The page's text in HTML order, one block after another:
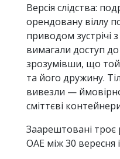
Версія слідства:
орендовану віллу
приводом зустрічі
вимагали доступ
зрозумівши, що
та його дружину.
вивезли —
сміттєві
Заарештовані троє
ОАЕ між 30 вересня